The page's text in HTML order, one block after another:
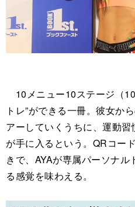
10メニュー10ステージ（
トレ”ができる一冊。彼女か
アーしていくうちに、運動
が手に入るという。QRコー
きで、AYAが専属パーソナ
る感覚を味わえる。